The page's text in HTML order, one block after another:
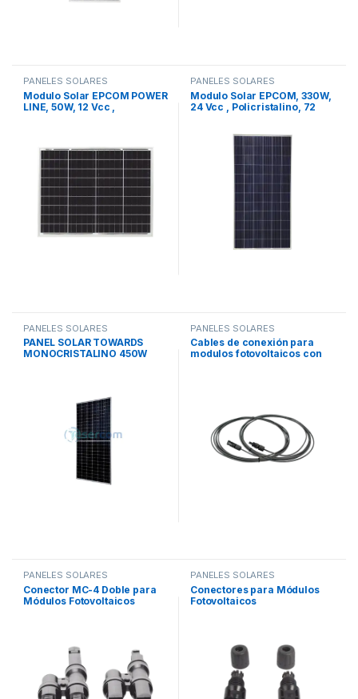
PANELES SOLARES
Modulo Solar EPCOM POWER
LINE, 50W, 12 Vcc ,
PANELES SOLARES
Modulo Solar EPCOM, 330W,
24 Vcc , Policristalino, 72
PANELES SOLARES
PANEL SOLAR TOWARDS
MONOCRISTALINO 450W
PANELES SOLARES
Cables de conexión para
modulos fotovoltaicos con
PANELES SOLARES
Conector MC-4 Doble para
Módulos Fotovoltaicos
PANELES SOLARES
Conectores para Módulos
Fotovoltaicos